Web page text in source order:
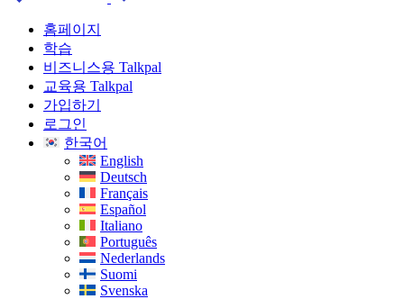
홈페이지
학습
비즈니스용 Talkpal
교육용 Talkpal
가입하기
로그인
한국어
English
Deutsch
Français
Español
Italiano
Português
Nederlands
Suomi
Svenska